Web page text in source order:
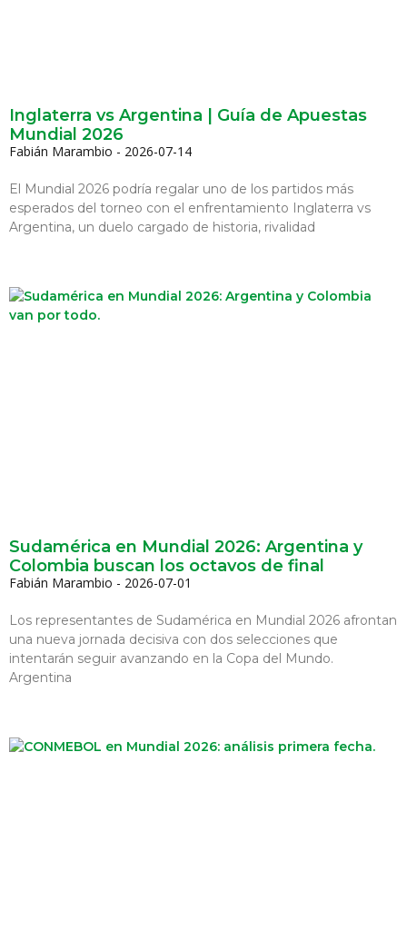
Inglaterra vs Argentina | Guía de Apuestas
Mundial 2026
Fabián Marambio 2026-07-14
El Mundial 2026 podría regalar uno de los partidos más
esperados del torneo con el enfrentamiento Inglaterra vs
Argentina, un duelo cargado de historia, rivalidad
Sudamérica en Mundial 2026: Argentina y
Colombia buscan los octavos de final
Fabián Marambio 2026-07-01
Los representantes de Sudamérica en Mundial 2026 afrontan
una nueva jornada decisiva con dos selecciones que
intentarán seguir avanzando en la Copa del Mundo.
Argentina